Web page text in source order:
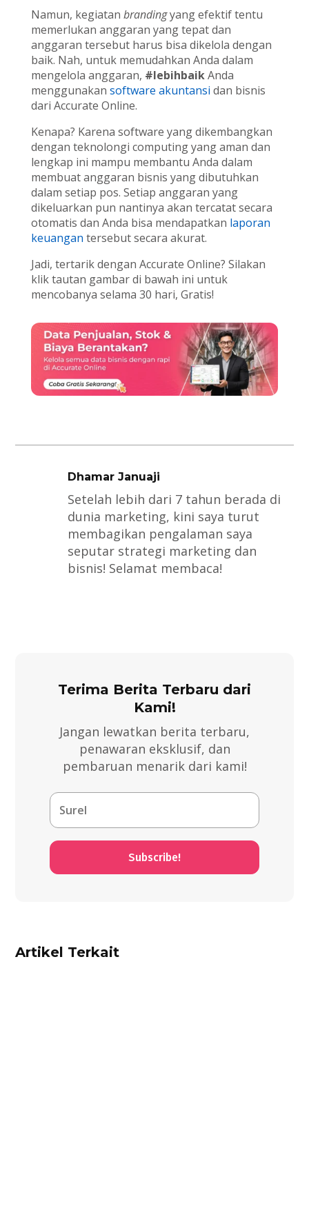
Namun, kegiatan brandingyang efektif tentu
memerlukan anggaran yang tepat dan
anggaran tersebut harus bisa dikelola dengan
baik. Nah, untuk memudahkan Anda dalam
mengelola anggaran, #lebihbaikAnda
menggunakan software akuntansi dan bisnis
dari Accurate Online.
Kenapa? Karena software yang dikembangkan
dengan teknolongi computing yang aman dan
lengkap ini mampu membantu Anda dalam
membuat anggaran bisnis yang dibutuhkan
dalam setiap pos. Setiap anggaran yang
dikeluarkan pun nantinya akan tercatat secara
otomatis dan Anda bisa mendapatkan laporan
keuangan tersebut secara akurat.
Jadi, tertarik dengan Accurate Online? Silakan
klik tautan gambar di bawah ini untuk
mencobanya selama 30 hari, Gratis!
Dhamar Januaji
Setelah lebih dari 7 tahun berada di
dunia marketing, kini saya turut
membagikan pengalaman saya
seputar strategi marketing dan
bisnis! Selamat membaca!
Terima Berita Terbaru dari
Kami!
Jangan lewatkan berita terbaru,
penawaran eksklusif, dan
pembaruan menarik dari kami!
Subscribe!
Artikel Terkait